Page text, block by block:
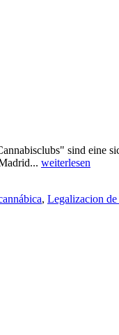
sind eine
weiterlesen
, Legalizacion de